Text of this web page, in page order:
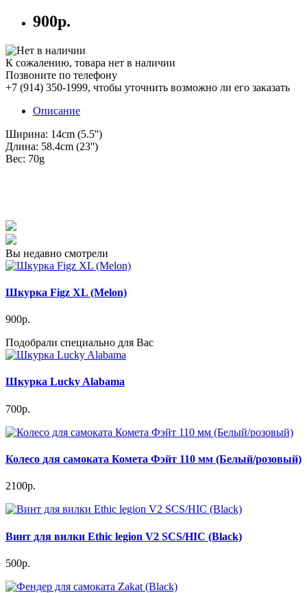
900р.
К сожалению, товара нет в наличии
Позвоните по телефону
+7 (914) 350-1999, чтобы уточнить возможно ли его заказать
Описание
Ширина: 14cm (5.5'')
Длина: 58.4cm (23'')
Вес: 70g
Вы недавно смотрели
Шкурка Figz XL (Melon)
900р.
Подобрали специально для Вас
Шкурка Lucky Alabama
700р.
Колесо для самоката Комета Фэйт 110 мм (Белый/розовый)
2100р.
Винт для вилки Ethic legion V2 SCS/HIC (Black)
500р.